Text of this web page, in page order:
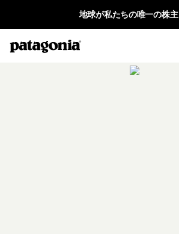
地球が私たちの唯一の株主